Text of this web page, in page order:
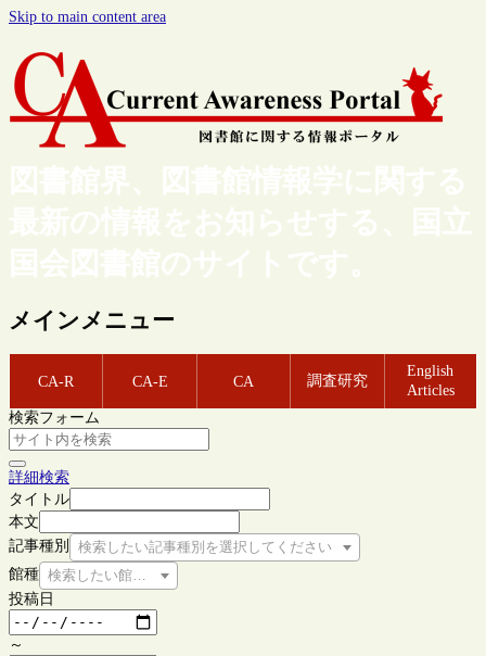
Skip to main content area
図書館界、図書館情報学に関する
最新の情報をお知らせする、国立
国会図書館のサイトです。
メインメニュー
CA-R CA-E CA 調査研究
English
Articles
検索フォーム
詳細検索
タイトル
本文
記事種別
検索したい記事種別を選択してください
館種 検索したい館種を選択してください
投稿日
～